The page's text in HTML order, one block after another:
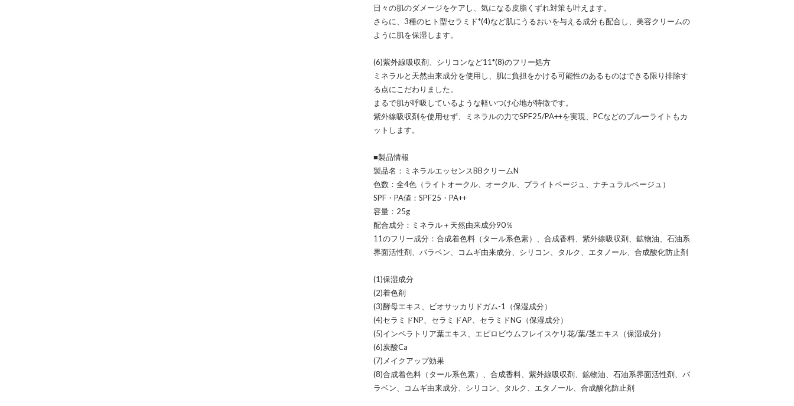
日々の肌のダメージをケアし、気になる皮脂くずれ対策も叶えます。
さらに、3種のヒト型セラミド*(4)など肌にうるおいを与える成分も配合し、美容クリームの
ように肌を保湿します。
(6)紫外線吸収剤、シリコンなど11*(8)のフリー処方
ミネラルと天然由来成分を使用し、肌に負担をかける可能性のあるものはできる限り排除す
る点にこだわりました。
まるで肌が呼吸しているような軽いつけ心地が特徴です。
紫外線吸収剤を使用せず、ミネラルの力でSPF25/PA++を実現、PCなどのブルーライトもカ
ットします。
■製品情報
製品名：ミネラルエッセンスBBクリームN
色数：全4色（ライトオークル、オークル、ブライトベージュ、ナチュラルベージュ）
SPF・PA値：SPF25・PA++
容量：25g
配合成分：ミネラル＋天然由来成分90％
11のフリー成分：合成着色料（タール系色素）、合成香料、紫外線吸収剤、鉱物油、石油系
界面活性剤、パラベン、コムギ由来成分、シリコン、タルク、エタノール、合成酸化防止剤
(1)保湿成分
(2)着色剤
(3)酵母エキス、ビオサッカリドガム-1（保湿成分）
(4)セラミドNP、セラミドAP、セラミドNG（保湿成分）
(5)インペラトリア葉エキス、エピロビウムフレイスケリ花/葉/茎エキス（保湿成分）
(6)炭酸Ca
(7)メイクアップ効果
(8)合成着色料（タール系色素）、合成香料、紫外線吸収剤、鉱物油、石油系界面活性剤、パ
ラベン、コムギ由来成分、シリコン、タルク、エタノール、合成酸化防止剤